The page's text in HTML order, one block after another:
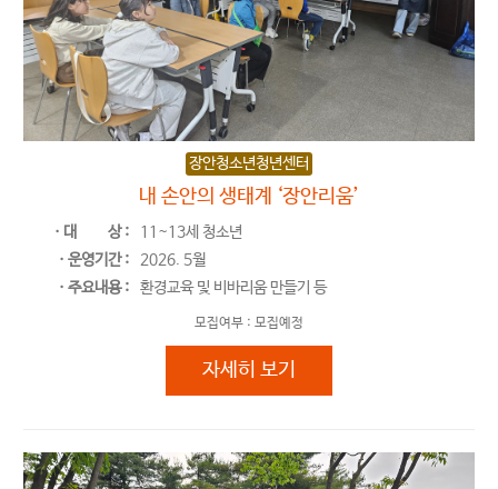
장안청소년청년센터
내 손안의 생태계 ‘장안리움’
ㆍ대 상 :
11~13세 청소년
ㆍ운영기간 :
2026. 5월
ㆍ주요내용 :
환경교육 및 비바리움 만들기 등
모집여부 : 모집예정
내 손안의 생태계 ‘장안리움’
자세히 보기